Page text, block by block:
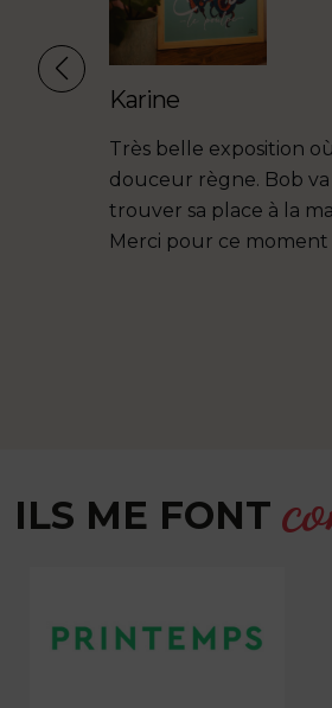
Karine
Très belle exposition
douceur règne. Bob va
trouver sa place à la
Merci pour ce moment
ILS ME FONT